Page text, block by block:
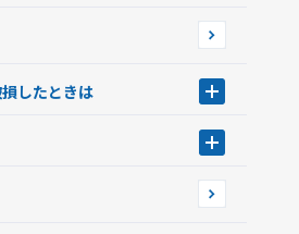
プラス
したときは